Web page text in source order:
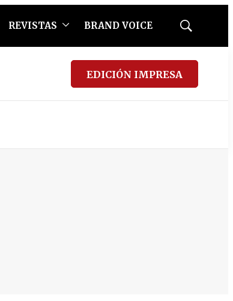
REVISTAS BRAND VOICE
Mostrar
EDICIÓN IMPRESA